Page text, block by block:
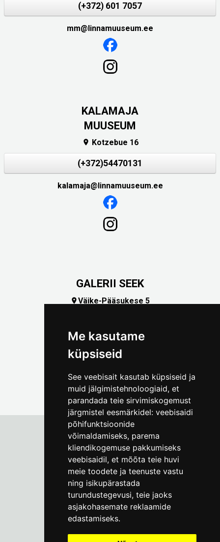
Me kasutame
küpsiseid
See veebisait kasutab küpsiseid ja
muid jälgimistehnoloogiaid, et
parandada teie sirvimiskogemust
järgmistel eesmärkidel: veebisaidi
põhifunktsioonide
võimaldamiseks, parema
kliendikogemuse pakkumiseks
veebisaidil, et mõõta teie huvi
meie toodete ja teenuste vastu
ning isikupärastada
turundustegevusi, teie jaoks
asjakohasemate reklaamide
edastamiseks.
(+372) 601 7057
mm@linnamuuseum.ee
KALAMAJA
MUUSEUM
 Kotzebue 16
(+372)54470131
kalamaja@linnamuuseum.ee
GALERII SEEK
Väike-Pääsukese 5
Tallinna Linnamuuseum
Vene 17
E-R kell 9-17(+372) 610 4178
info@linnamuuseum.ee
Küpsisepoliitika